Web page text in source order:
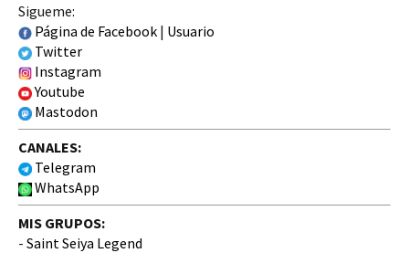
Sigueme:
Página de Facebook | Usuario
Twitter
Instagram
Youtube
Mastodon
CANALES:
Telegram
WhatsApp
MIS GRUPOS:
- Saint Seiya Legend